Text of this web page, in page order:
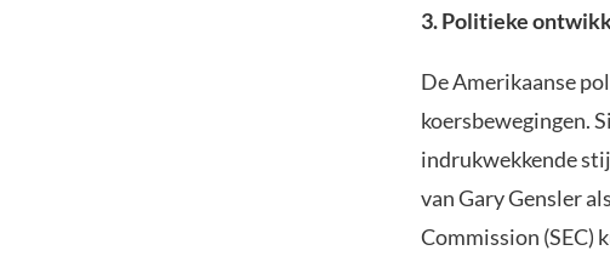
3. Politieke
De Amerikaanse
koersbewegingen.
indrukwekkende
van Gary Gensler
Commission (SEC)